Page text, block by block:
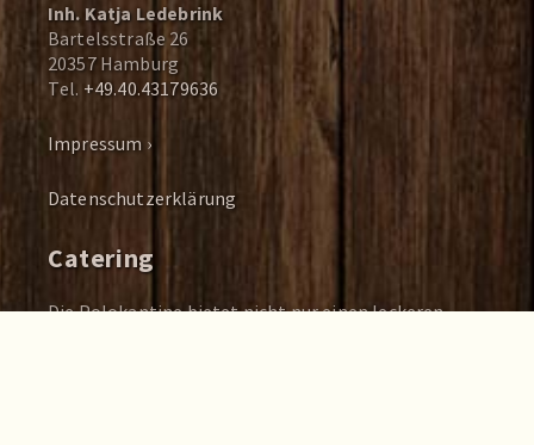
Inh. Katja Ledebrink
Bartelsstraße 26
20357 Hamburg
Tel. +49.40.43179636
Impressum ›
Datenschutzerklärung
Catering
Die Polokantine bietet nicht nur einen leckeren